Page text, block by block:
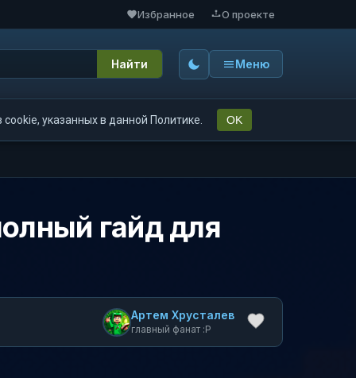
Избранное О проекте
Найти Меню
указанных в данной Политике. OK
гайд для
Артем Хрусталев
главный фанат :P